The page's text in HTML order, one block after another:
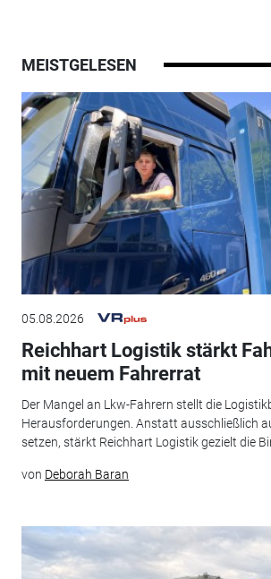
MEISTGELESEN
05.08.2026
Reichhart Logistik stärkt
mit neuem Fahrerrat
Der Mangel an Lkw-Fahrern stellt die
Herausforderungen. Anstatt ausschließlich
setzen, stärkt Reichhart Logistik gezielt die
von Deborah Baran